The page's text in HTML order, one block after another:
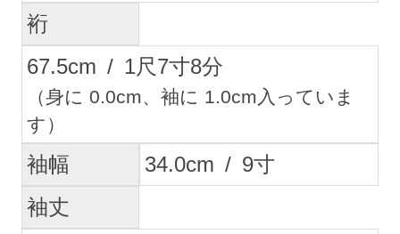
裄
67.5cm / 1尺7寸8分
（身に 0.0cm、袖に 1.0cm入っていま
す）
袖幅 34.0cm / 9寸
袖丈